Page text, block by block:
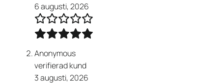
6 augusti, 2026
Anonymous
verifierad kund
3 augusti, 2026